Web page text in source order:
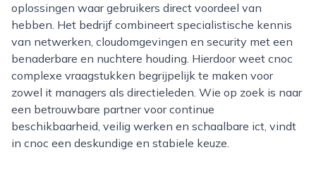
oplossingen waar gebruikers direct voordeel van
hebben. Het bedrijf combineert specialistische kennis
van netwerken, cloudomgevingen en security met een
benaderbare en nuchtere houding. Hierdoor weet cnoc
complexe vraagstukken begrijpelijk te maken voor
zowel it managers als directieleden. Wie op zoek is naar
een betrouwbare partner voor continue
beschikbaarheid, veilig werken en schaalbare ict, vindt
in cnoc een deskundige en stabiele keuze.